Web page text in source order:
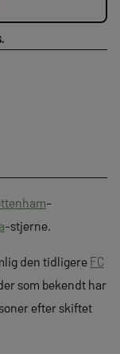
-
-stjerne.
den tidligere FC
som bekendt har
efter skiftet